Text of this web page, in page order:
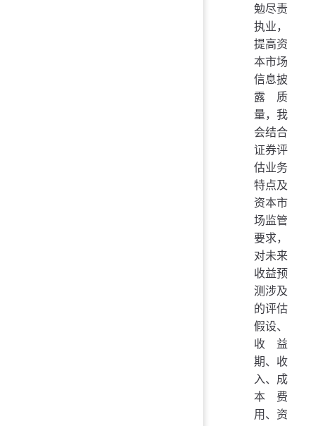
勉尽责
执业，
提高资
本市场
信息披
露质
量，我
会结合
证券评
估业务
特点及
资本市
场监管
要求，
对未来
收益预
测涉及
的评估
假设、
收益
期、收
入、成
本费
用、资